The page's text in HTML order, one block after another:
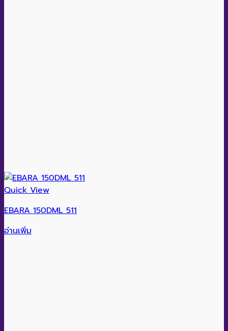
Quick View
EBARA 150DML 511
อ่านเพิ่ม